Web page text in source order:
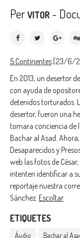
Per VITOR -
5 Continentes [23/6/
En 2013, un desertor
con ayuda de
detenidos torturados.
desertor, fueron una
tomara conciencia de
Bachar al Asad.
Desaparecidos y
web las fotos de
intenten identificar a
reportaje nuestra
Sánchez. Escoltar
ETIQUETES
Àudio Bachar al